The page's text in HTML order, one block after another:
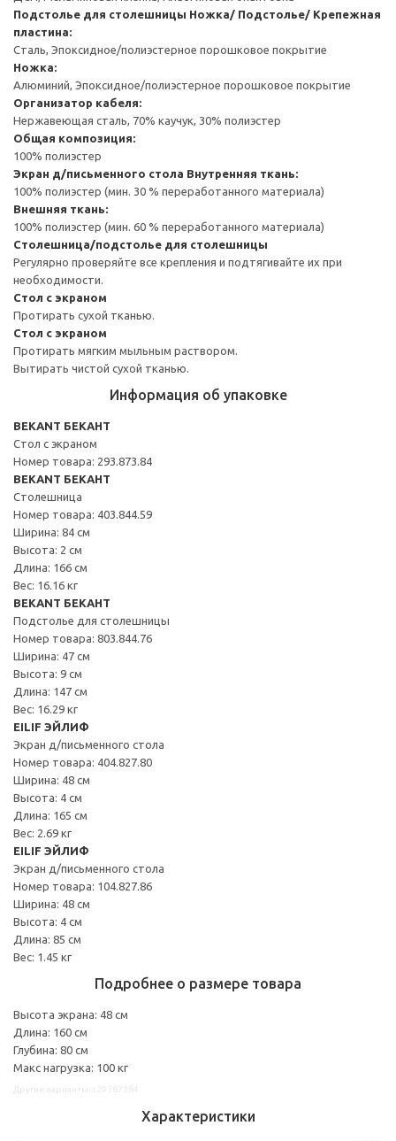
Подстолье для столешницы Ножка/ Подстолье/ Крепежная
пластина:
Сталь, Эпоксидное/полиэстерное порошковое покрытие
Ножка:
Алюминий, Эпоксидное/полиэстерное порошковое покрытие
Организатор кабеля:
Нержавеющая сталь, 70% каучук, 30% полиэстер
Общая композиция:
100% полиэстер
Экран д/письменного стола Внутренняя ткань:
100% полиэстер (мин. 30 % переработанного материала)
Внешняя ткань:
100% полиэстер (мин. 60 % переработанного материала)
Столешница/подстолье для столешницы
Регулярно проверяйте все крепления и подтягивайте их при
необходимости.
Стол с экраном
Протирать сухой тканью.
Стол с экраном
Протирать мягким мыльным раствором.
Вытирать чистой сухой тканью.
Информация об упаковке
BEKANT БЕКАНТ
Стол с экраном
Номер товара: 293.873.84
BEKANT БЕКАНТ
Столешница
Номер товара: 403.844.59
Ширина: 84 см
Высота: 2 см
Длина: 166 см
Вес: 16.16 кг
BEKANT БЕКАНТ
Подстолье для столешницы
Номер товара: 803.844.76
Ширина: 47 см
Высота: 9 см
Длина: 147 см
Вес: 16.29 кг
EILIF ЭЙЛИФ
Экран д/письменного стола
Номер товара: 404.827.80
Ширина: 48 см
Высота: 4 см
Длина: 165 см
Вес: 2.69 кг
EILIF ЭЙЛИФ
Экран д/письменного стола
Номер товара: 104.827.86
Ширина: 48 см
Высота: 4 см
Длина: 85 см
Вес: 1.45 кг
Подробнее о размере товара
Высота экрана: 48 см
Длина: 160 см
Глубина: 80 см
Макс нагрузка: 100 кг
Характеристики